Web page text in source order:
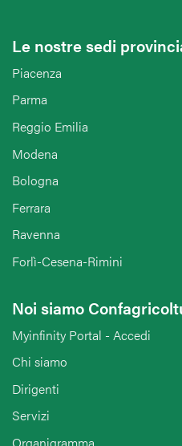
Le nostre sedi
Piacenza
Parma
Reggio Emilia
Modena
Bologna
Ferrara
Ravenna
Forlì-Cesena-Rimini
Noi siamo
Myinfinity Portal - Accedi
Chi siamo
Dirigenti
Servizi
Organigramma